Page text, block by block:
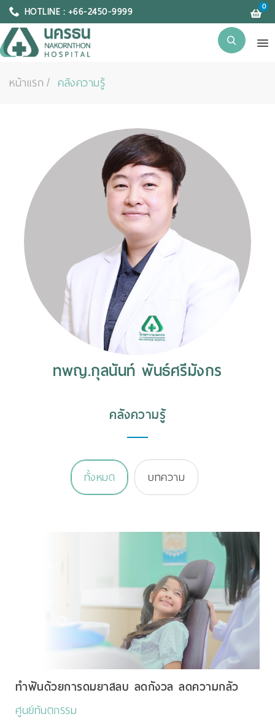
HOTLINE : +66-2450-9999 0
หน้าแรก คลังความรู้
ทพญ.กุลนันท์ พันธ์ศรีมังกร
คลังความรู้
ทั้งหมด บทความ
ทำฟันด้วยการดมยาสลบ ลดกังวล ลดความกลัว
ศูนย์ทันตกรรม